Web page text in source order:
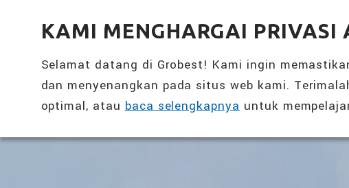
KAMI MENGHARGAI PRIVASI
Selamat datang di Grobest! Kami ingin
dan menyenangkan pada situs web kami.
optimal, ataubaca selengkapnyauntuk
全興國際水產股份有限公司